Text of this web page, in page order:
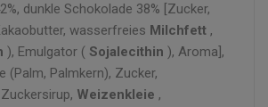
dunkle Schokolade 38% [Zucker,
wasserfreies Milchfett ,
), Emulgator ( Sojalecithin ), Aroma],
(Palm, Palmkern), Zucker,
Zuckersirup, Weizenkleie ,